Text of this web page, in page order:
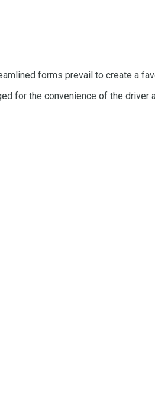
forms prevail to create a
for the convenience of the